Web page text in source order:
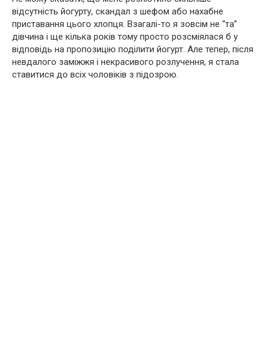
відсутність йогурту, скандал з шефом або нахабне
приставання цього хлопця. Взагалі-то я зовсім не “та”
дівчина і ще кілька років тому просто розсміялася б у
відповідь на пропозицію поділити йогурт. Але тепер, після
невдалого заміжжя і некрасивого розлучення, я стала
ставитися до всіх чоловіків з підозрою.